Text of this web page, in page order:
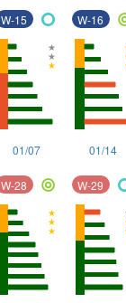
W-15
01/07
W-16
01/14
W-28 W-29